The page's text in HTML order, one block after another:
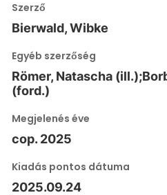
Szerző
Bierwald, Wibke
Egyéb szerzőség
Römer, Natascha
(ford.)
Megjelenés éve
cop. 2025
Kiadás pontos dátuma
2025.09.24